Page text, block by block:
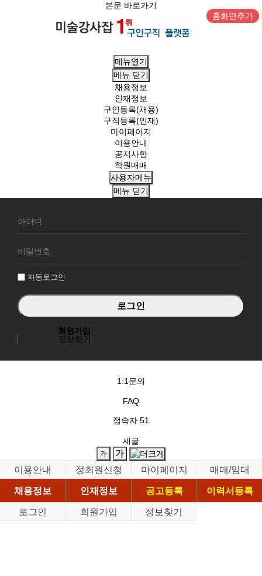
본문 바로가기
홈화면추가
메뉴열기
메뉴 닫기
채용정보
인재정보
구인등록(채용)
구직등록(인재)
마이페이지
이용안내
공지사항
학원매매
사용자메뉴
메뉴 닫기
원
그
자동로그인
회원가입
정보찾기
1:1문의
FAQ
접속자 51
새글
이용안내 정회원신청 마이페이지
매매/임대
채용정보
인재정보 공고등록
이력서등록
로그인
회원가입 정보찾기